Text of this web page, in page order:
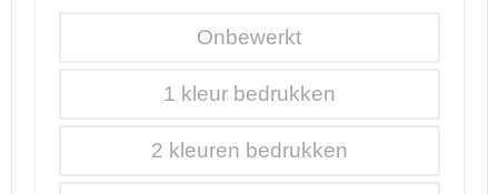
Onbewerkt
1
2